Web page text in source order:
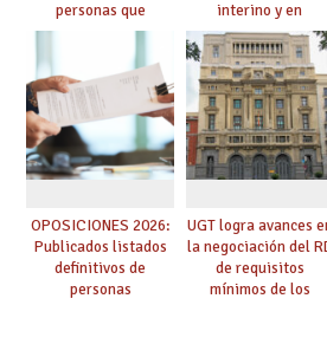
personas que
adquieren nueva
especialidad
interino y en
prácticas: todo lo
debes saber
OPOSICIONES 2026:
Publicados listados
definitivos de
personas
UGT logra avances
la negociación del
de requisitos
mínimos de los